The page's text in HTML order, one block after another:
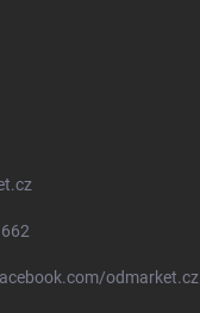
odmarket.cz